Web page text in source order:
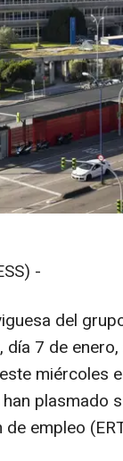
-
del
día 7 de
miércoles
plasmado
empleo